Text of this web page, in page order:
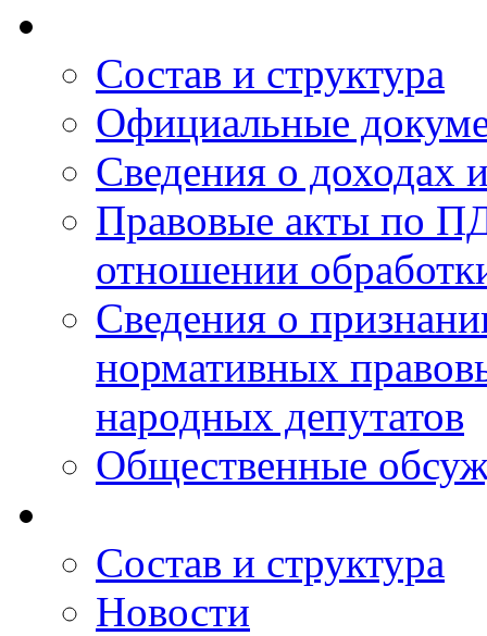
Состав и структура
Официальные
Сведения о доходах
Правовые акты по
отношении
Сведения о
нормативных
народных депутатов
Общественные
Состав и структура
Новости